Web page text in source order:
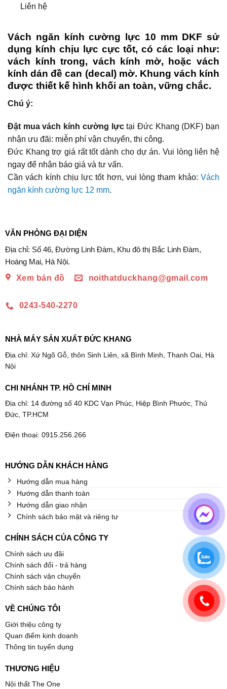
Liên hệ
Vách ngăn kính cường lực 10 mm DKF sử
dụng kính chịu lực cực tốt, có các loại như:
vách kính trong, vách kính mờ, hoặc vách
kính dán đề can (decal) mờ. Khung vách kính
được thiết kế hình khối an toàn, vững chắc.
Chú ý:
Đặt mua vách kính cường lựctại Đức Khang (DKF) bạn
nhận ưu đãi: miễn phí vận chuyển, thi công.
Đức Khang trợ giá rất tốt dành cho dự án. Vui lòng liên hệ
ngay để nhận báo giá và tư vấn.
Cần vách kính chịu lực tốt hơn, vui lòng tham khảo: Vách
ngăn kính cường lực 12 mm.
VĂN PHÒNG ĐẠI DIỆN
Địa chỉ: Số 46, Đường Linh Đàm, Khu đô thị Bắc Linh Đàm,
Hoàng Mai, Hà Nội.
Xem bản đồ
noithatduckhang@gmail.com
0243-540-2270
NHÀ MÁY SẢN XUẤT ĐỨC KHANG
Địa chỉ: Xứ Ngõ Gỗ, thôn Sinh Liên, xã Bình Minh, Thanh Oai, Hà
Nội
CHI NHÁNH TP. HỒ CHÍ MINH
Địa chỉ: 14 đường số 40 KDC Vạn Phúc, Hiệp Bình Phước, Thủ
Đức, TP.HCM
Điện thoại: 0915.256.266
HƯỚNG DẪN KHÁCH HÀNG
Hướng dẫn mua hàng
Hướng dẫn thanh toán
Hướng dẫn giao nhận
Chính sách bảo mật và riêng tư
CHÍNH SÁCH CỦA CÔNG TY
Chính sách ưu đãi
Chính sách đổi - trả hàng
Chính sách vận chuyển
Chính sách bảo hành
VỀ CHÚNG TÔI
Giới thiệu công ty
Quan điểm kinh doanh
Thông tin tuyển dụng
THƯƠNG HIỆU
Nội thất The One